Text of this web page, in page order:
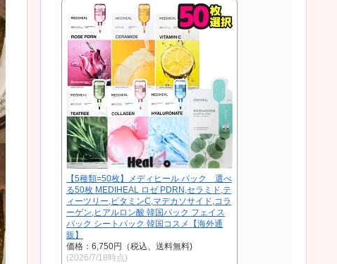
【5種類=50枚】メディヒール パック 選べ
る50枚 MEDIHEAL ロゼ PDRN,セラミド,テ
ィーツリー,ビタミンC,マデカソサイド,コラ
ーゲン,ヒアルロン酸 韓国パック フェイス
パック シートパック 韓国コスメ【海外通
販】
価格：6,750円（税込、送料無料)
(2026/7/18時点)